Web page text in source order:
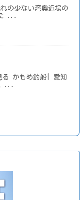
の少ない湾奥近場の
...
る かもめ釣船| 愛知
( ...